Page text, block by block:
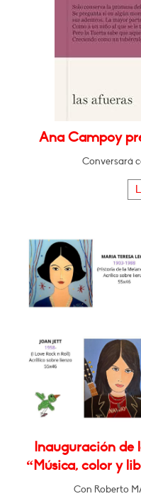
Ana Campoy
Conversará
Inauguración de
“Música, color y
Con Roberto